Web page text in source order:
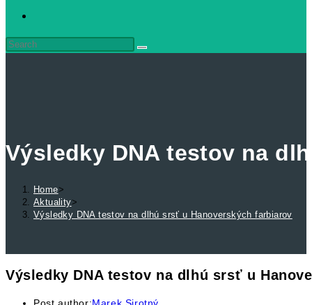
Výsledky DNA testov na
Home>
Aktuality>
Výsledky DNA testov na dlhú srsť u Hanoverských farbiarov
Výsledky DNA testov na dlhú srsť u